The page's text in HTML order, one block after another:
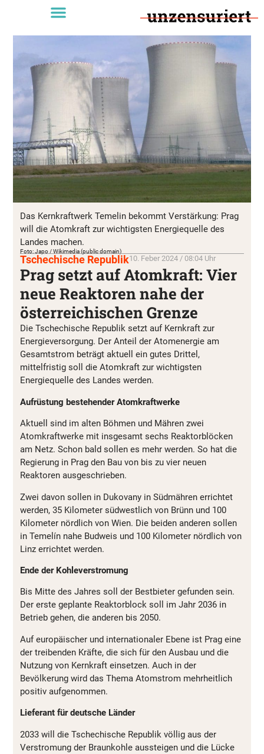
Das Kernkraftwerk Temelin bekommt Verstärkung: Prag
will die Atomkraft zur wichtigsten Energiequelle des
Landes machen.
Foto: Japo / Wikimedia (public domain)
Tschechische Republik10. Feber 2024 / 08:04 Uhr
Prag setzt auf Atomkraft: Vier
neue Reaktoren nahe der
österreichischen Grenze
Die Tschechische Republik setzt auf Kernkraft zur
Energieversorgung. Der Anteil der Atomenergie am
Gesamtstrom beträgt aktuell ein gutes Drittel,
mittelfristig soll die Atomkraft zur wichtigsten
Energiequelle des Landes werden.
Aufrüstung bestehender Atomkraftwerke
Aktuell sind im alten Böhmen und Mähren zwei
Atomkraftwerke mit insgesamt sechs Reaktorblöcken
am Netz. Schon bald sollen es mehr werden. So hat die
Regierung in Prag den Bau von bis zu vier neuen
Reaktoren ausgeschrieben.
Zwei davon sollen in Dukovany in Südmähren errichtet
werden, 35 Kilometer südwestlich von Brünn und 100
Kilometer nördlich von Wien. Die beiden anderen sollen
in Temelín nahe Budweis und 100 Kilometer nördlich von
Linz errichtet werden.
Ende der Kohleverstromung
Bis Mitte des Jahres soll der Bestbieter gefunden sein.
Der erste geplante Reaktorblock soll im Jahr 2036 in
Betrieb gehen, die anderen bis 2050.
Auf europäischer und internationaler Ebene ist Prag eine
der treibenden Kräfte, die sich für den Ausbau und die
Nutzung von Kernkraft einsetzen. Auch in der
Bevölkerung wird das Thema Atomstrom mehrheitlich
positiv aufgenommen.
Lieferant für deutsche Länder
2033 will die Tschechische Republik völlig aus der
Verstromung der Braunkohle aussteigen und die Lücke